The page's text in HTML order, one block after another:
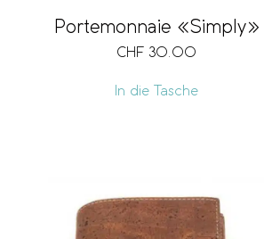
Portemonnaie «Simply»
CHF 30.00
In die Tasche